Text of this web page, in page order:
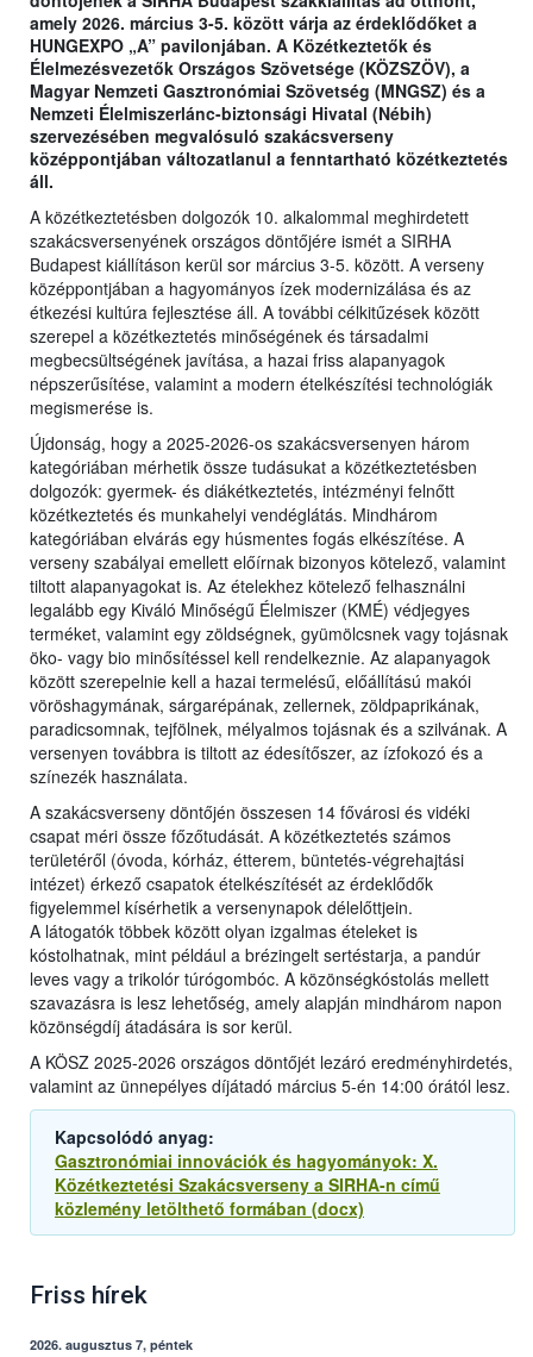
amely 2026. március 3-5. között várja az érdeklődőket a
HUNGEXPO „A” pavilonjában. A Közétkeztetők és
Élelmezésvezetők Országos Szövetsége (KÖZSZÖV), a
Magyar Nemzeti Gasztronómiai Szövetség (MNGSZ) és a
Nemzeti Élelmiszerlánc-biztonsági Hivatal (Nébih)
szervezésében megvalósuló szakácsverseny
középpontjában változatlanul a fenntartható közétkeztetés
áll.
A közétkeztetésben dolgozók 10. alkalommal meghirdetett
szakácsversenyének országos döntőjére ismét a SIRHA
Budapest kiállításon kerül sor március 3-5. között. A verseny
középpontjában a hagyományos ízek modernizálása és az
étkezési kultúra fejlesztése áll. A további célkitűzések között
szerepel a közétkeztetés minőségének és társadalmi
megbecsültségének javítása, a hazai friss alapanyagok
népszerűsítése, valamint a modern ételkészítési technológiák
megismerése is.
Újdonság, hogy a 2025-2026-os szakácsversenyen három
kategóriában mérhetik össze tudásukat a közétkeztetésben
dolgozók: gyermek- és diákétkeztetés, intézményi felnőtt
közétkeztetés és munkahelyi vendéglátás. Mindhárom
kategóriában elvárás egy húsmentes fogás elkészítése. A
verseny szabályai emellett előírnak bizonyos kötelező, valamint
tiltott alapanyagokat is. Az ételekhez kötelező felhasználni
legalább egy Kiváló Minőségű Élelmiszer (KMÉ) védjegyes
terméket, valamint egy zöldségnek, gyümölcsnek vagy tojásnak
öko- vagy bio minősítéssel kell rendelkeznie. Az alapanyagok
között szerepelnie kell a hazai termelésű, előállítású makói
vöröshagymának, sárgarépának, zellernek, zöldpaprikának,
paradicsomnak, tejfölnek, mélyalmos tojásnak és a szilvának. A
versenyen továbbra is tiltott az édesítőszer, az ízfokozó és a
színezék használata.
A szakácsverseny döntőjén összesen 14 fővárosi és vidéki
csapat méri össze főzőtudását. A közétkeztetés számos
területéről (óvoda, kórház, étterem, büntetés-végrehajtási
intézet) érkező csapatok ételkészítését az érdeklődők
figyelemmel kísérhetik a versenynapok délelőttjein.
A látogatók többek között olyan izgalmas ételeket is
kóstolhatnak, mint például a brézingelt sertéstarja, a pandúr
leves vagy a trikolór túrógombóc. A közönségkóstolás mellett
szavazásra is lesz lehetőség, amely alapján mindhárom napon
közönségdíj átadására is sor kerül.
A KÖSZ 2025-2026 országos döntőjét lezáró eredményhirdetés,
valamint az ünnepélyes díjátadó március 5-én 14:00 órától lesz.
Kapcsolódó anyag:
Gasztronómiai innovációk és hagyományok: X.
Közétkeztetési Szakácsverseny a SIRHA-n című
közlemény letölthető formában (docx)
Friss hírek
2026. augusztus 7, péntek